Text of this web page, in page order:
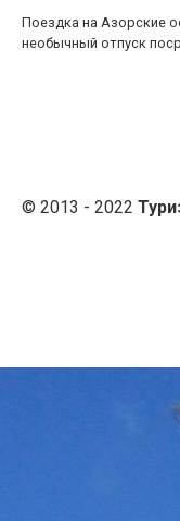
Поездка на Азорские
необычный отпуск
© 2013 - 2022